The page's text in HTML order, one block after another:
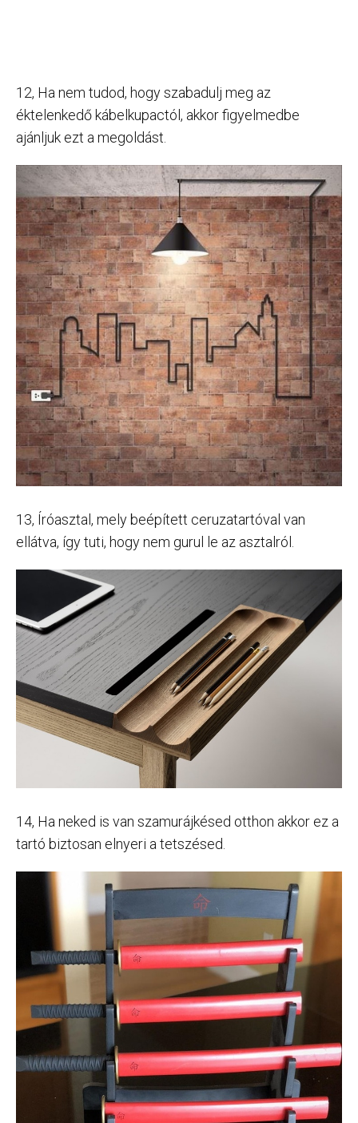
12, Ha nem tudod, hogy szabadulj meg az
éktelenkedő kábelkupactól, akkor figyelmedbe
ajánljuk ezt a megoldást.
13, Íróasztal, mely beépített ceruzatartóval van
ellátva, így tuti, hogy nem gurul le az asztalról.
14, Ha neked is van szamurájkésed otthon akkor ez a
tartó biztosan elnyeri a tetszésed.